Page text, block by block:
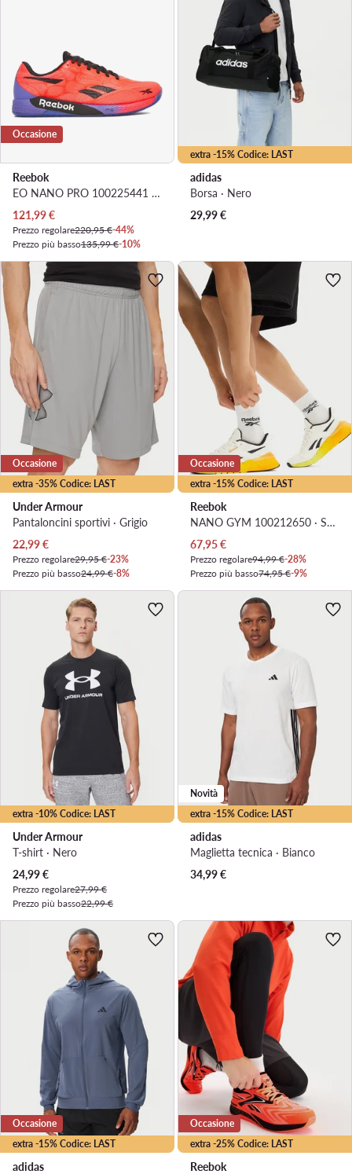
Occasione
Reebok
EO NANO PRO 100225441 · Scarpe da palestra
Prezzo attuale
121,99€
Prezzo regolare220,95 €-44%
Prezzo più basso135,99 €-10%
extra -15% Codice: LAST
adidas
Borsa · Nero
29,99€
extra -35% Codice: LAST
Occasione
Under Armour
Pantaloncini sportivi · Grigio
Prezzo attuale
22,99€
Prezzo regolare29,95 €-23%
Prezzo più basso24,99 €-8%
extra -15% Codice: LAST
Occasione
Reebok
NANO GYM 100212650 · Scarpe da palestra
Prezzo attuale
67,95€
Prezzo regolare94,99 €-28%
Prezzo più basso74,95 €-9%
extra -10% Codice: LAST
Under Armour
T-shirt · Nero
Prezzo attuale
24,99€
Prezzo regolare27,99 €
Prezzo più basso22,99 €
extra -15% Codice: LAST
Novità
adidas
Maglietta tecnica · Bianco
34,99€
extra -15% Codice: LAST
Occasione
adidas
extra -25% Codice: LAST
Occasione
Reebok